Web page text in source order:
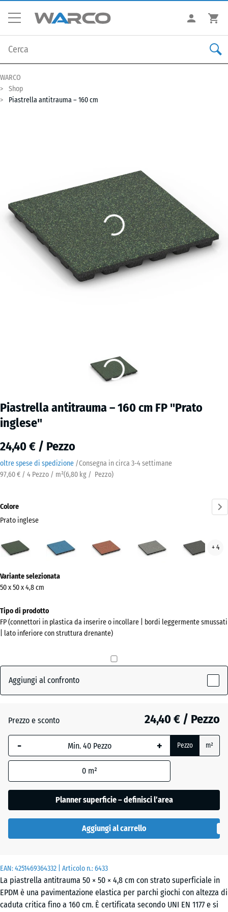
WARCO
Shop
Piastrella antitrauma – 160 cm
Piastrella antitrauma – 160 cm FP "Prato
inglese"
24,40 € / Pezzo
oltre spese di spedizione /Consegna in circa 3-4 settimane
97,60 € / 4 Pezzo / m²(6,80 kg / Pezzo)
EAN:4251469364332 | Articolo n.:6433
La piastrella antitrauma 50 × 50 × 4,8 cm con strato superficiale in
EPDM è una pavimentazione elastica per parchi giochi con altezza di
caduta critica fino a 160 cm. È certificata secondo UNI EN 1177 e si
Colore
Prato inglese
inglese
grigio
+ 4
informazioni
sui
colori?
Mostra
la
Prato
inglese(active)
grigio
grigio
scuro
- 0,20 €
Variante selezionata
50 x 50 x 4,8 cm
Tipo di prodotto
FP (connettori in plastica da inserire o incollare | bordi leggermente smussati
| lato inferiore con struttura drenante)
Aggiungi al confronto
Prezzo e sconto 24,40 € / Pezzo
- + Pezzo m²
0 m²
Planner superficie – definisci l’area
Aggiungi al carrello